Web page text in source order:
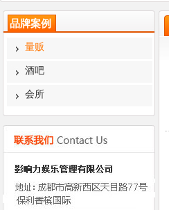
品牌案例
量贩
酒吧
会所